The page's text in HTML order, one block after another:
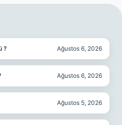
? Ağustos 6, 2026
Ağustos 6, 2026
Ağustos 5, 2026